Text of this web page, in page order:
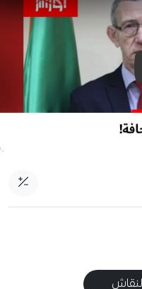
فيديو: بعد أن أثار حجب